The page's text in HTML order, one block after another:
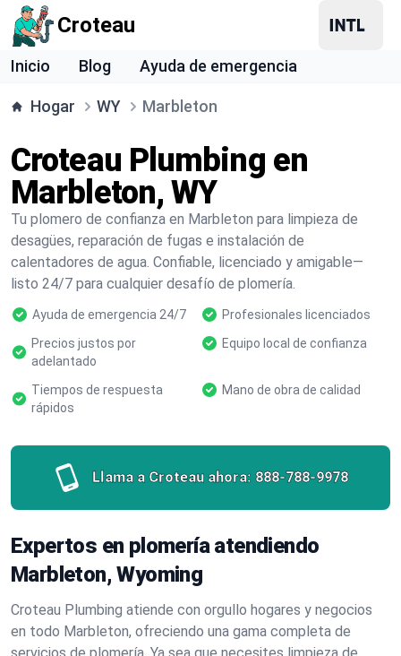
Croteau
Inicio Blog Ayuda de emergencia
Hogar WY Marbleton
Croteau Plumbing en
Marbleton, WY
Tu plomero de confianza en Marbleton para limpieza de
desagües, reparación de fugas e instalación de
calentadores de agua. Confiable, licenciado y amigable—
listo 24/7 para cualquier desafío de plomería.
Ayuda de emergencia 24/7
Profesionales licenciados
Precios justos por
adelantado
Equipo local de confianza
Tiempos de respuesta
rápidos
Mano de obra de calidad
Llama a Croteau ahora: 888-788-9978
Expertos en plomería atendiendo
Marbleton, Wyoming
Croteau Plumbing atiende con orgullo hogares y negocios
en todo Marbleton, ofreciendo una gama completa de